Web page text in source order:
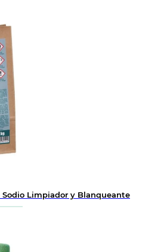
Sodio Limpiador y Blanqueante